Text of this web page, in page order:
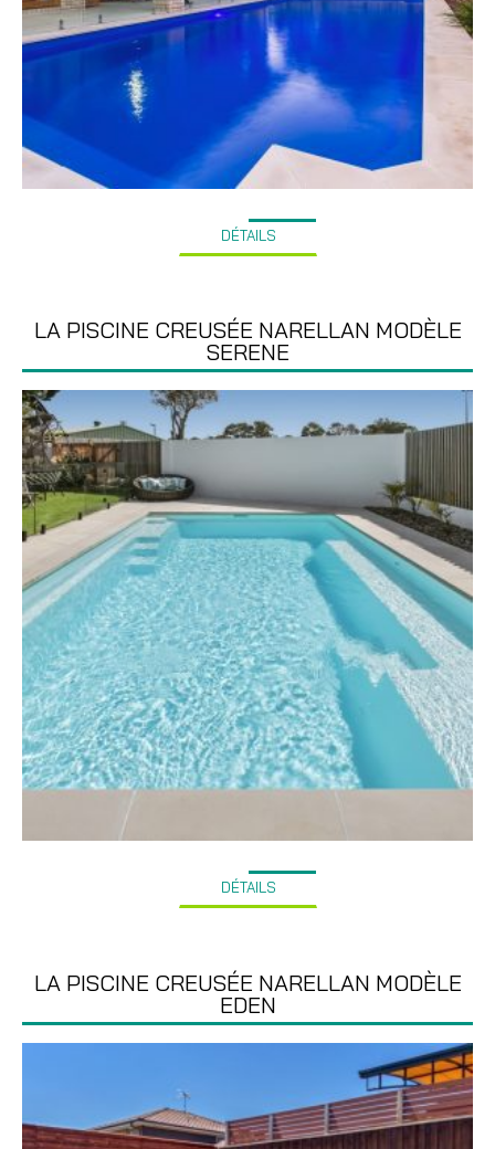
DÉTAILS
LA PISCINE CREUSÉE NARELLAN MODÈLE
SERENE
DÉTAILS
LA PISCINE CREUSÉE NARELLAN MODÈLE
EDEN